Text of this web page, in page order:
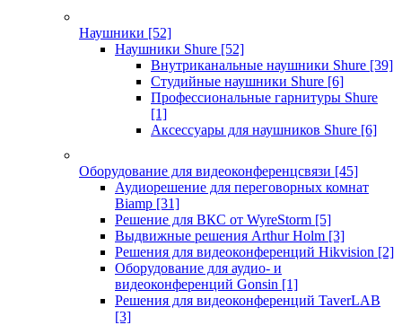
Наушники [52]
Наушники Shure [52]
Внутриканальные наушники Shure [39]
Студийные наушники Shure [6]
Профессиональные гарнитуры Shure
[1]
Аксессуары для наушников Shure [6]
Оборудование для видеоконференцсвязи [45]
Аудиорешение для переговорных комнат
Biamp [31]
Решение для ВКС от WyreStorm [5]
Выдвижные решения Arthur Holm [3]
Решения для видеоконференций Hikvision [2]
Оборудование для аудио- и
видеоконференций Gonsin [1]
Решения для видеоконференций TaverLAB
[3]